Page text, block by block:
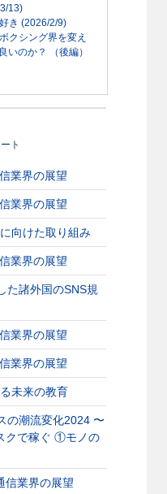
13)
き (2026/2/9)
クシング界を変え
いのか？ （後編）
ト
業界の展望
業界の展望
向けた取り組み
業界の展望
た諸外国のSNS規
業界の展望
業界の展望
未来の教育
の潮流変化2024 〜
クで稼ぐ ①モノの
信業界の展望